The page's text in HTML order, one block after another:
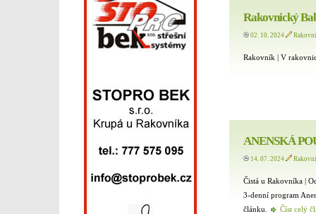
Rakovnický
02. 10. 2024
Rakovník | V
ANENSKÁ
14. 07. 2024
Čistá u Rakovníka |
3-denní program
článku.
Číst celý